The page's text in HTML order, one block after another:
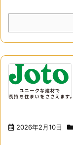
2026年2月10日